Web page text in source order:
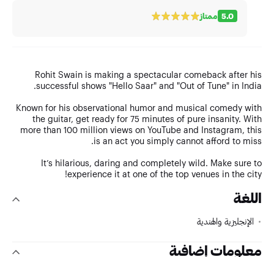
5.0 ممتاز
Rohit Swain is making a spectacular comeback after his
successful shows "Hello Saar" and "Out of Tune" in India.
Known for his observational humor and musical comedy with
the guitar, get ready for 75 minutes of pure insanity. With
more than 100 million views on YouTube and Instagram, this
is an act you simply cannot afford to miss.
It’s hilarious, daring and completely wild. Make sure to
experience it at one of the top venues in the city!
اللغة
الإنجليزية والهندية
معلومات إضافية